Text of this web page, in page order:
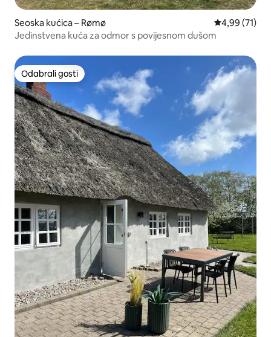
Seoska kućica – Rømø Prosječna
4,99 (71)
Jedinstvena kuća za odmor s povijesnom dušom
Odabrali gosti
Odabrali gosti